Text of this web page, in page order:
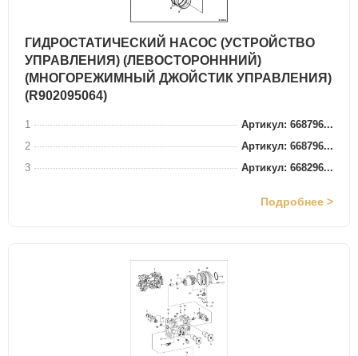
ГИДРОСТАТИЧЕСКИЙ НАСОС (УСТРОЙСТВО
УПРАВЛЕНИЯ) (ЛЕВОСТОРОНННИЙ)
(МНОГОРЕЖИМНЫЙ ДЖОЙСТИК УПРАВЛЕНИЯ)
(R902095064)
1
Артикул: 668796...
2
Артикул: 668796...
3
Артикул: 668296...
Подробнее >